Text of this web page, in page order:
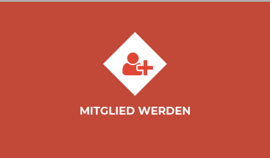
MITGLIED WERDEN